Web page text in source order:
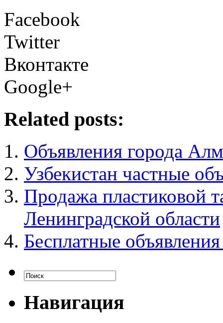
Facebook
Twitter
Вконтакте
Google+
Related posts:
Объявления города
Узбекистан частные
Продажа пластиковой
Ленинградской области
Бесплатные
Навигация